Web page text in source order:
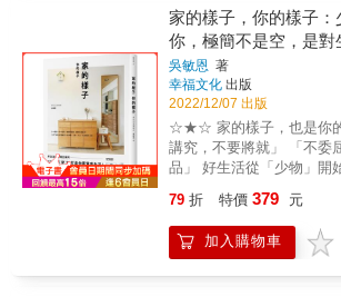
選擇優質的即可 &bull;無
物，白色是好選擇 &bull;
的天然素材衣服& &bull;
在都市中接觸大自然& &
時光，打造優質的自己
靈美麗的人 &bull;擁有好
脈 &bull;去做對他人有
YouTuber布姐／布姐陪你
Podcast布姐的沙發主理人
整理顧問吳娮翎／生活美
口語表達講師、《質感說
術師小印／《財富自由的
Emily／空姐報報Emily
整景點一次收藏。
論，為餐桌布置的創意與
● 快速掌握訣竅，靈活運
質，變化出各種餐桌風格
感性、不受流行左右，而
點，詳細說明餐桌布置的
竅和構想，建立有系統化的布置
長年實踐經驗的心得，能
中，實際運用餐桌布置的
的視覺效果之餘，讓您看
過十年也不褪色的知識和
餐桌布置訣竅，作者甚至
到布置完成的「餐桌配置
記住這十道法則，就能掌
家的樣子，你的樣子
你，極簡不是空，是對
「減物」整理練習，讓
生，全部煥然一新！
吳敏恩 著
幸福文化 出版
2022/12/07 出版
☆★☆ 家的樣子，也是
講究，不要將就」 「不委
品」 好生活從「少物」開
靈、人生，全部煥然一新
就是你熱愛生活的全部！ ●在你的心目中，
家，是什麼樣子呢? 你的
79 折 特價 379 元
加入購物車